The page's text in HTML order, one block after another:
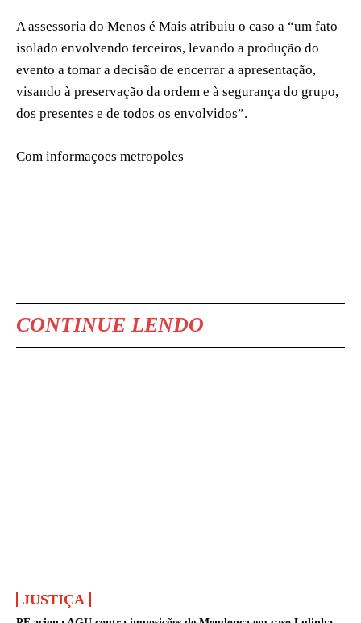
A assessoria do Menos é Mais atribuiu o caso a “um fato
isolado envolvendo terceiros, levando a produção do
evento a tomar a decisão de encerrar a apresentação,
visando à preservação da ordem e à segurança do grupo,
dos presentes e de todos os envolvidos”.
Com informaçoes metropoles
CONTINUE LENDO
JUSTIÇA